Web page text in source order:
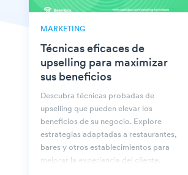
MARKETING
Técnicas eficaces de
upselling para maximizar
sus beneficios
Descubra técnicas probadas de
upselling que pueden elevar los
beneficios de su negocio. Explore
estrategias adaptadas a restaurantes,
bares y otros establecimientos para
mejorar la experiencia del cliente.